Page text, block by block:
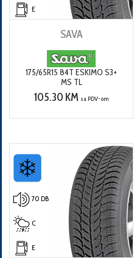
E
SAVA
175/65R15 84T ESKIMO S3+
MS TL
105.30 KM sa PDV-om
70 DB
C
E